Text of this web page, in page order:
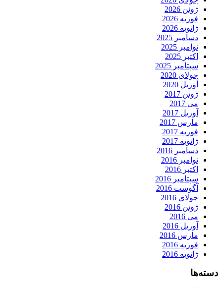
ژوئن 2026
فوریه 2026
ژانویه 2026
دسامبر 2025
نوامبر 2025
اکتبر 2025
سپتامبر 2025
جولای 2020
آوریل 2020
ژوئن 2017
می 2017
آوریل 2017
مارس 2017
فوریه 2017
ژانویه 2017
دسامبر 2016
نوامبر 2016
اکتبر 2016
سپتامبر 2016
آگوست 2016
جولای 2016
ژوئن 2016
می 2016
آوریل 2016
مارس 2016
فوریه 2016
ژانویه 2016
دسته‌ها